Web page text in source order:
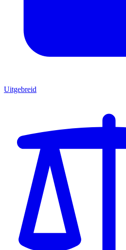
Uitgebreid